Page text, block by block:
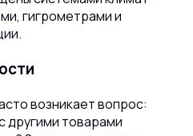
гигрометрами и
возникает вопрос:
другими товарами